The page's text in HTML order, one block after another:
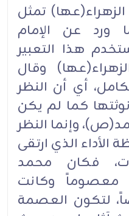
تمثل
ورد عن الإمام
هذا التعبير
وقال
أي أن النظر
كما لم يكن
وإنما النظر
الأداء الذي ارتقى
فكان محمد
معصوماً وكانت
لتكون العصمة